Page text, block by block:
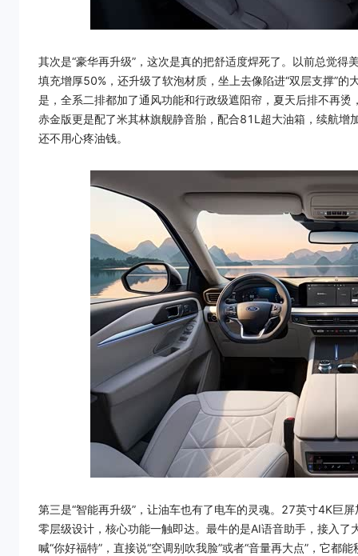
其次是“豪华再升级”，这次是真的把舒适度焊死了。以前总觉
填充增厚50%，还升级了软泡材质，坐上去像陷进“双层支撑”
是，全系二排都加了通风功能和行政级遮阳帘，夏天后排不再
赤金版更是配了米其林旗舰静音胎，配合81L超大油箱，续航
还不用心疼油钱。
第三是“智能再升级”，让油车也有了电车的灵魂。27英寸4K巨
零层级设计，核心功能一触即达。最牛的是AI语音助手，接入了
喊“你好福特”，直接说“空调别吹我脸”或者“音量再大点”，它都